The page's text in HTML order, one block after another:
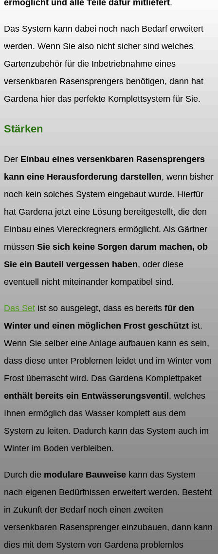
ermöglicht und alle Teile dafür mitliefert.
Das System kann dabei noch nach Bedarf erweitert
werden. Wenn Sie also nicht sicher sind welches
Gartenzubehör für die Inbetriebnahme eines
versenkbaren Rasensprengers benötigen, dann hat
Gardena hier das perfekte Komplettsystem für Sie.
Stärken
Der Einbau eines versenkbaren Rasensprengers
kann eine Herausforderung darstellen, wenn bisher
noch kein solches System eingebaut wurde. Hierfür
hat Gardena jetzt eine Lösung bereitgestellt, die den
Einbau eines Viereckregners ermöglicht. Als Gärtner
müssen Sie sich keine Sorgen darum machen, ob
Sie ein Bauteil vergessen haben, oder diese
eventuell nicht miteinander kompatibel sind.
Das Set ist so ausgelegt, dass es bereits für den
Winter und einen möglichen Frost geschützt ist.
Wenn Sie selber eine Anlage aufbauen kann es sein,
dass diese unter Problemen leidet und im Winter vom
Frost überrascht wird. Das Gardena Komplettpaket
enthält bereits ein Entwässerungsventil , welches
Ihnen ermöglich das Wasser komplett aus dem
System zu leiten. Dadurch kann das System auch im
Winter im Boden verbleiben.
Durch die modulare Bauweise kann das System
nach eigenen Bedürfnissen erweitert werden. Besteht
in Zukunft der Bedarf noch einen zweiten
versenkbaren Rasensprenger einzubauen, dann kann
dies mit dem System von Gardena problemlos